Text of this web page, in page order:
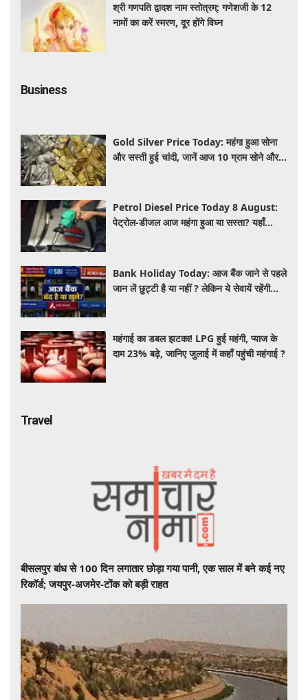
श्री गणपति द्वादश नाम स्तोत्रम्: गणेशजी के 12
नामों का करें स्मरण, दूर होंगे विघ्न
Business
Gold Silver Price Today: महंगा हुआ सोना
और सस्ती हुई चांदी, जानें आज 10 ग्राम सोने और 1
Petrol Diesel Price Today 8 August:
पेट्रोल-डीजल आज महंगा हुआ या सस्ता? यहाँ
Bank Holiday Today: आज बैंक जाने से पहले
जान लें छुट्टी है या नहीं ? लेकिन ये सेवायें रहेंगी
महंगाई का डबल झटका! LPG हुई महंगी, प्याज के
दाम 23% बढ़े, जानिए जुलाई में कहाँ पहुंची महंगाई ?
Travel
बीसलपुर बांध से 100 दिन लगातार छोड़ा गया पानी, एक साल में बने कई नए
रिकॉर्ड; जयपुर-अजमेर-टोंक को बड़ी राहत